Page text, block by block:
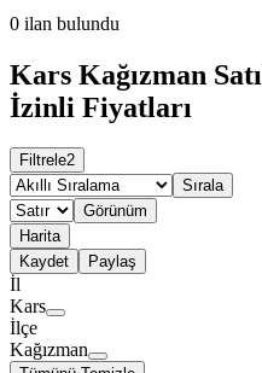
0 ilan bulundu
Kars Kağızman
İzinli Fiyatları
Filtrele2
Sırala
Görünüm
Harita
Kaydet
Paylaş
İl
Kars
İlçe
Kağızman